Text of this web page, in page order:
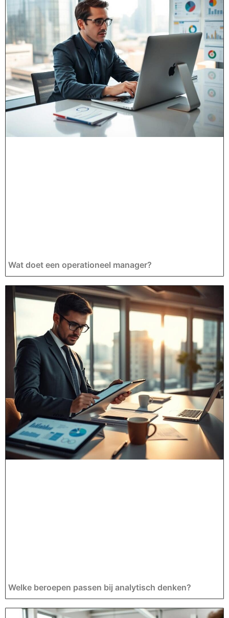
Wat doet een operationeel manager?
Welke beroepen passen bij analytisch denken?